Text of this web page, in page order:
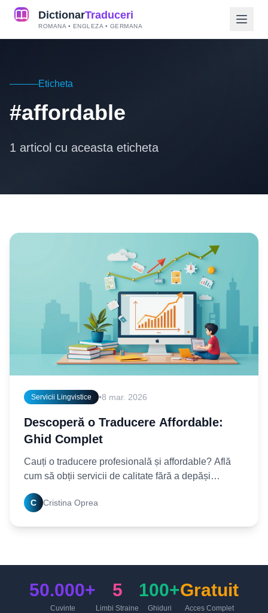
DictionarTraduceri
ROMANA • ENGLEZA • GERMANA
Eticheta
#affordable
1 articol cu aceasta eticheta
Servicii Lingvistice •8 mar. 2026
Descoperă o Traducere Affordable:
Ghid Complet
Cauți o traducere profesională și affordable? Află
cum să obții servicii de calitate fără a depăși
economisește
C Cristina Oprea
50.000+
Cuvinte
5
Limbi Straine
100+
Ghiduri
Gratuit
Acces Complet